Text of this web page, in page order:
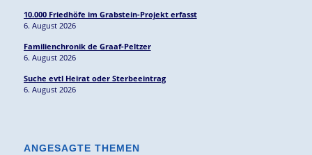
10.000 Friedhöfe im Grabstein-Projekt erfasst
6. August 2026
Familienchronik de Graaf-Peltzer
6. August 2026
Suche evtl Heirat oder Sterbeeintrag
6. August 2026
ANGESAGTE THEMEN